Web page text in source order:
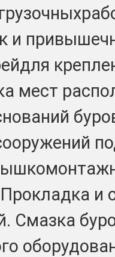
и
мест
и
Смазка